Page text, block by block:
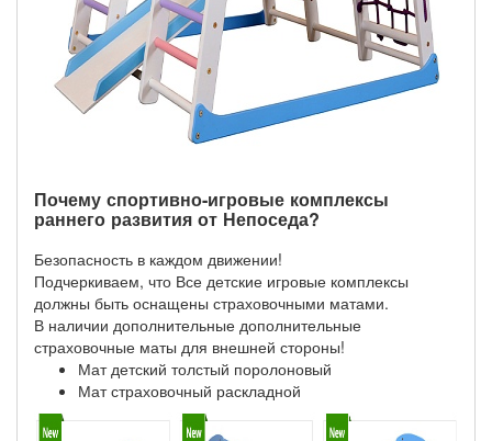
Почему спортивно-игровые комплексы
раннего развития от Непоседа?
Безопасность в каждом движении!
Подчеркиваем, что Все детские игровые комплексы
должны быть оснащены страховочными матами.
В наличии дополнительные дополнительные
страховочные маты для внешней стороны!
Мат детский толстый поролоновый
Мат страховочный раскладной